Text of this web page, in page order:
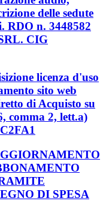
delle sedute
RDO n. 3448582
CIG
licenza d'uso
sito web
di Acquisto su
comma 2, lett.a)
DI SPESA